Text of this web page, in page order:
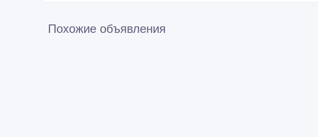
Похожие объявления